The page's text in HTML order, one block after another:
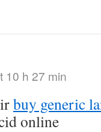
10 h 27 min
buy generic
online